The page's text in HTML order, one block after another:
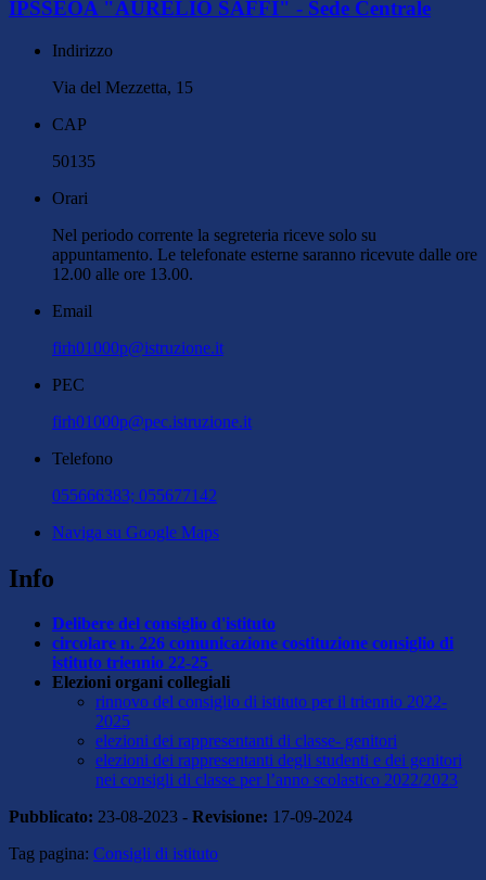
IPSSEOA "AURELIO SAFFI" - Sede Centrale
Indirizzo
Via del Mezzetta, 15
CAP
50135
Orari
Nel periodo corrente la segreteria riceve solo su
appuntamento. Le telefonate esterne saranno ricevute dalle ore
12.00 alle ore 13.00.
Email
firh01000p@istruzione.it
PEC
firh01000p@pec.istruzione.it
Telefono
055666383; 055677142
Naviga su Google Maps
Info
Delibere del consiglio d'istituto
circolare n. 226 comunicazione costituzione consiglio di
istituto triennio 22-25
Elezioni organi collegiali
rinnovo del consiglio di istituto per il triennio 2022-
2025
elezioni dei rappresentanti di classe- genitori
elezioni dei rappresentanti degli studenti e dei genitori
nei consigli di classe per l’anno scolastico 2022/2023
Pubblicato: 23-08-2023 - Revisione: 17-09-2024
Tag pagina: Consigli di istituto